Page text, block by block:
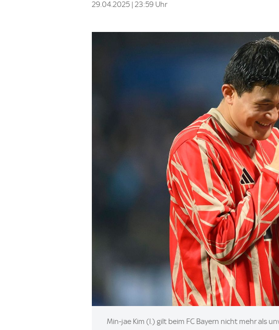
29.04.2025 | 23:59 Uhr
Image:
Min-jae Kim (l.) gilt beim FC Bayern nicht mehr als